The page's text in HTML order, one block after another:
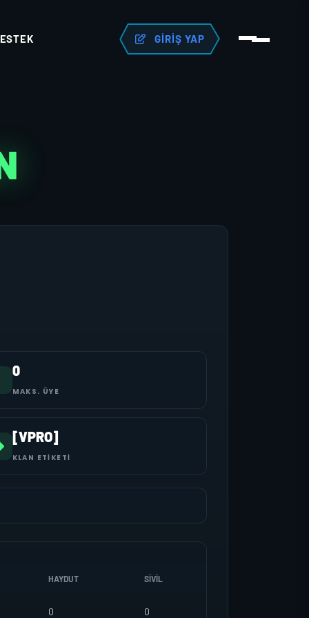
GIRIŞ YAP
0
MAKS. ÜYE
[VPRO]
KLAN ETIKETI
HAYDUT SIVIL
0 0